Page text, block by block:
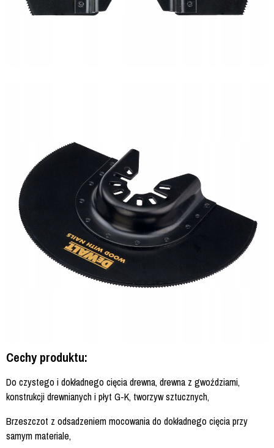
Cechy produktu:
Do czystego i dokładnego cięcia drewna, drewna z gwoździami,
konstrukcji drewnianych i płyt G-K, tworzyw sztucznych,
Brzeszczot z odsadzeniem mocowania do dokładnego cięcia przy
samym materiale,